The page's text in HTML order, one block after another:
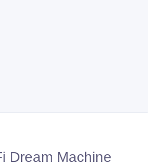
Dream Machine